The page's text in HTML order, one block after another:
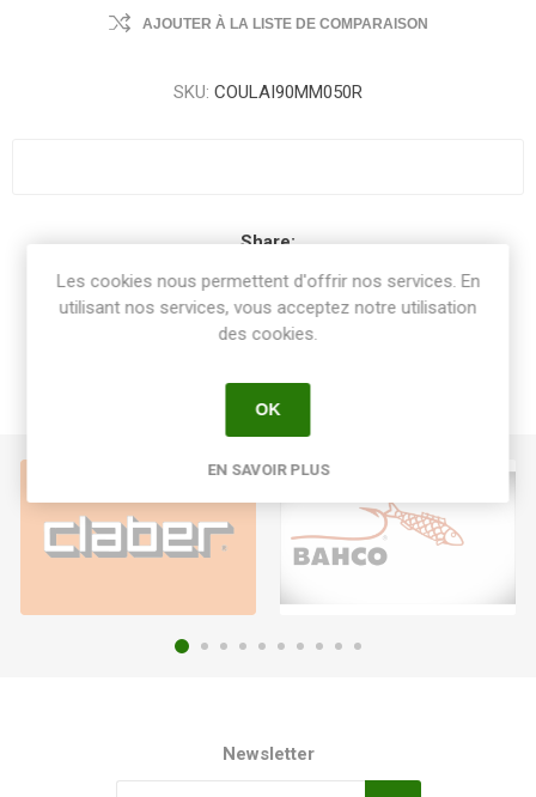
AJOUTER À LA LISTE DE COMPARAISON
SKU: COULAI90MM050R
Share:
Newsletter
Les cookies nous permettent d'offrir nos services. En
utilisant nos services, vous acceptez notre utilisation
des cookies.
OK
EN SAVOIR PLUS